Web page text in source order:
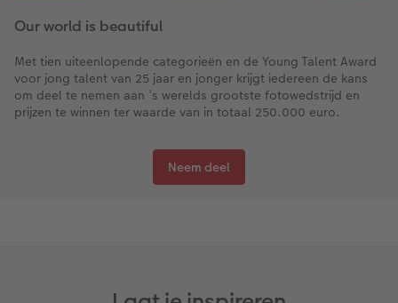
Our world is beautiful
Met tien uiteenlopende categorieën en de Young Talent Award
voor jong talent van 25 jaar en jonger krijgt iedereen de kans
om deel te nemen aan ’s werelds grootste fotowedstrijd en
prijzen te winnen ter waarde van in totaal 250.000 euro.
Neem deel